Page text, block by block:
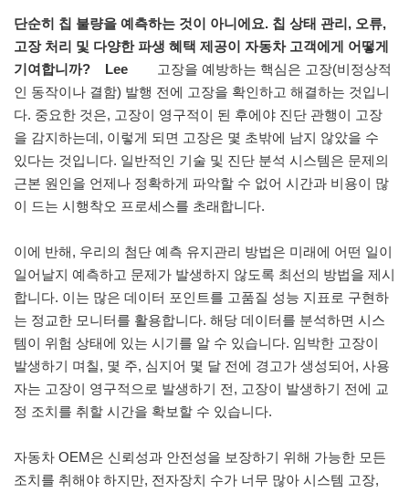
단순히 칩 불량을 예측하는 것이 아니에요. 칩 상태 관리, 오류,
고장 처리 및 다양한 파생 혜택 제공이 자동차 고객에게 어떻게
기여합니까? Lee
고장을 예방하는 핵심은 고장(비정상적
인 동작이나 결함) 발행 전에 고장을 확인하고 해결하는 것입니
다. 중요한 것은, 고장이 영구적이 된 후에야 진단 관행이 고장
을 감지하는데, 이렇게 되면 고장은 몇 초밖에 남지 않았을 수
있다는 것입니다. 일반적인 기술 및 진단 분석 시스템은 문제의
근본 원인을 언제나 정확하게 파악할 수 없어 시간과 비용이 많
이 드는 시행착오 프로세스를 초래합니다.
이에 반해, 우리의 첨단 예측 유지관리 방법은 미래에 어떤 일이
일어날지 예측하고 문제가 발생하지 않도록 최선의 방법을 제시
합니다. 이는 많은 데이터 포인트를 고품질 성능 지표로 구현하
는 정교한 모니터를 활용합니다. 해당 데이터를 분석하면 시스
템이 위험 상태에 있는 시기를 알 수 있습니다. 임박한 고장이
발생하기 며칠, 몇 주, 심지어 몇 달 전에 경고가 생성되어, 사용
자는 고장이 영구적으로 발생하기 전, 고장이 발생하기 전에 교
정 조치를 취할 시간을 확보할 수 있습니다.
자동차 OEM은 신뢰성과 안전성을 보장하기 위해 가능한 모든
조치를 취해야 하지만, 전자장치 수가 너무 많아 시스템 고장,